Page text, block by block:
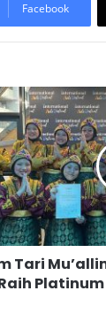
Facebook
Tari